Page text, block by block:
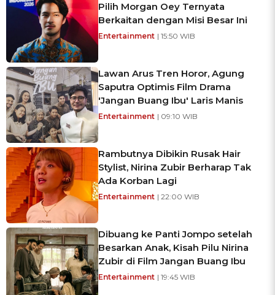
Pilih Morgan Oey Ternyata
Berkaitan dengan Misi Besar Ini
Entertainment | 15:50 WIB
Lawan Arus Tren Horor, Agung
Saputra Optimis Film Drama
'Jangan Buang Ibu' Laris Manis
Entertainment | 09:10 WIB
Rambutnya Dibikin Rusak Hair
Stylist, Nirina Zubir Berharap Tak
Ada Korban Lagi
Entertainment | 22:00 WIB
Dibuang ke Panti Jompo setelah
Besarkan Anak, Kisah Pilu Nirina
Zubir di Film Jangan Buang Ibu
Entertainment | 19:45 WIB